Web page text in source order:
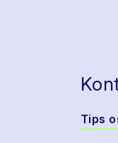
Tips